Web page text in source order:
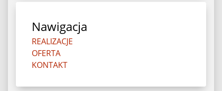
Nawigacja
REALIZACJE
OFERTA
KONTAKT